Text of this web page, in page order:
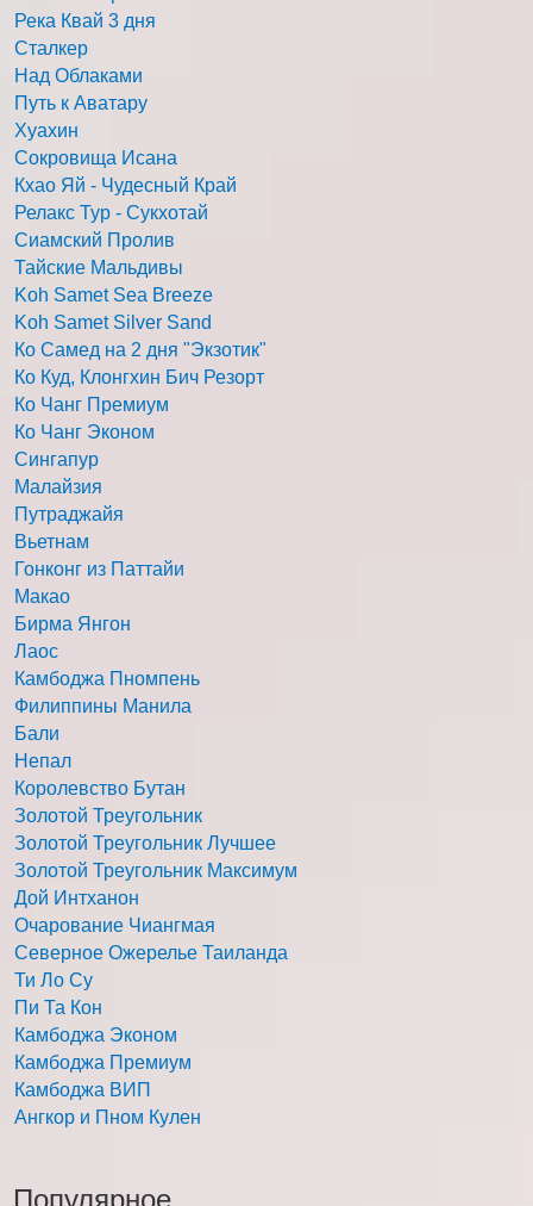
Река Квай 3 дня
Сталкер
Над Облаками
Путь к Аватару
Хуахин
Сокровища Исана
Кхао Яй - Чудесный Край
Релакс Тур - Сукхотай
Сиамский Пролив
Тайские Мальдивы
Koh Samet Sea Breeze
Koh Samet Silver Sand
Ко Самед на 2 дня "Экзотик"
Ко Куд, Клонгхин Бич Резорт
Ко Чанг Премиум
Ко Чанг Эконом
Сингапур
Малайзия
Путраджайя
Вьетнам
Гонконг из Паттайи
Макао
Бирма Янгон
Лаос
Камбоджа Пномпень
Филиппины Манила
Бали
Непал
Королевство Бутан
Золотой Треугольник
Золотой Треугольник Лучшее
Золотой Треугольник Максимум
Дой Интханон
Очарование Чиангмая
Северное Ожерелье Таиланда
Ти Ло Су
Пи Та Кон
Камбоджа Эконом
Камбоджа Премиум
Камбоджа ВИП
Ангкор и Пном Кулен
Популярное